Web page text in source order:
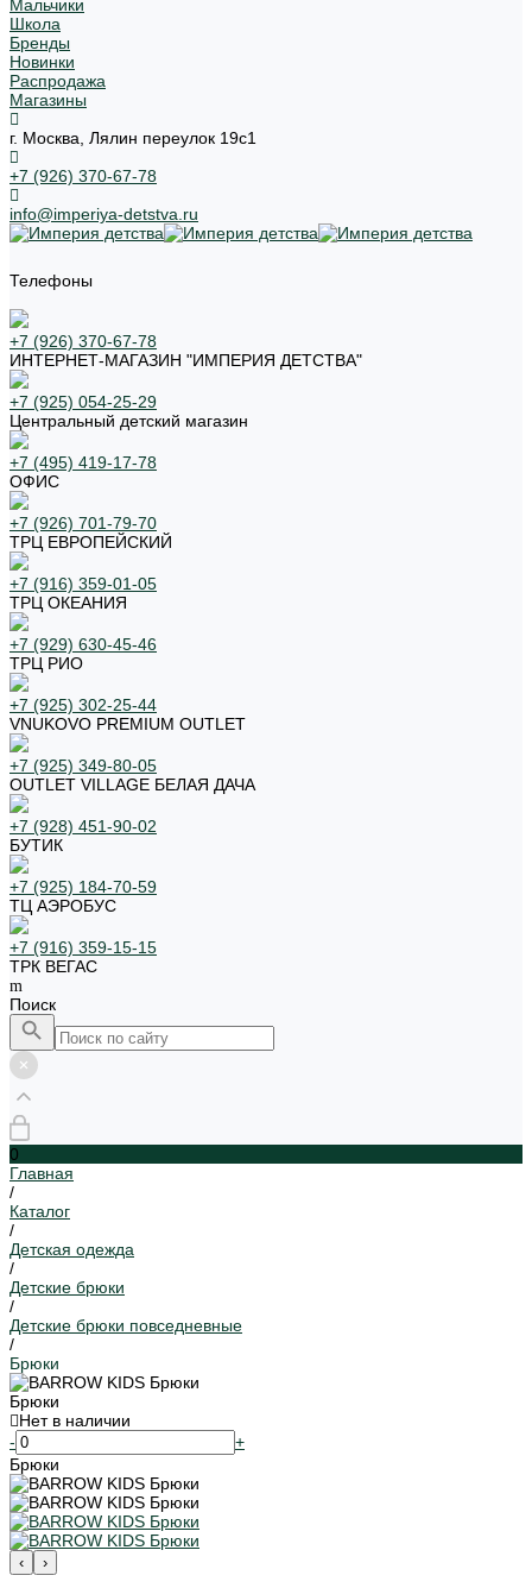
Мальчики
Школа
Бренды
Новинки
Распродажа
Магазины
г. Москва, Лялин переулок 19с1
+7 (926) 370-67-78
info@imperiya-detstva.ru
Телефоны
+7 (926) 370-67-78
ИНТЕРНЕТ-МАГАЗИН "ИМПЕРИЯ ДЕТСТВА"
+7 (925) 054-25-29
Центральный детский магазин
+7 (495) 419-17-78
ОФИС
+7 (926) 701-79-70
ТРЦ ЕВРОПЕЙСКИЙ
+7 (916) 359-01-05
ТРЦ ОКЕАНИЯ
+7 (929) 630-45-46
ТРЦ РИО
+7 (925) 302-25-44
VNUKOVO PREMIUM OUTLET
+7 (925) 349-80-05
OUTLET VILLAGE БЕЛАЯ ДАЧА
+7 (928) 451-90-02
БУТИК
+7 (925) 184-70-59
ТЦ АЭРОБУС
+7 (916) 359-15-15
ТРК ВЕГАС
Поиск
0
Главная
/
Каталог
/
Детская одежда
/
Детские брюки
/
Детские брюки повседневные
/
Брюки
Брюки
Нет в наличии
-
+
Брюки
‹ ›